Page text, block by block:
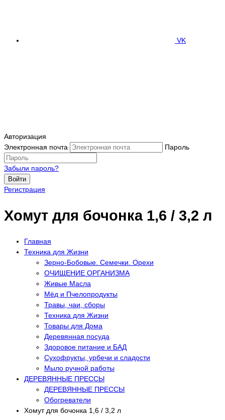
VK
Авторизация
Электронная почта
Пароль
Забыли пароль?
Войти
Регистрация
Хомут для бочонка 1,6 / 3,2 л
Главная
Техника для Жизни
Зерно-Бобовые. Семечки. Орехи
ОЧИЩЕНИЕ ОРГАНИЗМА
Живые Масла
Мёд и Пчелопродукты
Травы, чаи, сборы
Техника для Жизни
Товары для Дома
Деревянная посуда
Здоровое питание и БАД
Сухофрукты, урбечи и сладости
Мыло ручной работы
ДЕРЕВЯННЫЕ ПРЕССЫ
ДЕРЕВЯННЫЕ ПРЕССЫ
Обогреватели
Хомут для бочонка 1,6 / 3,2 л